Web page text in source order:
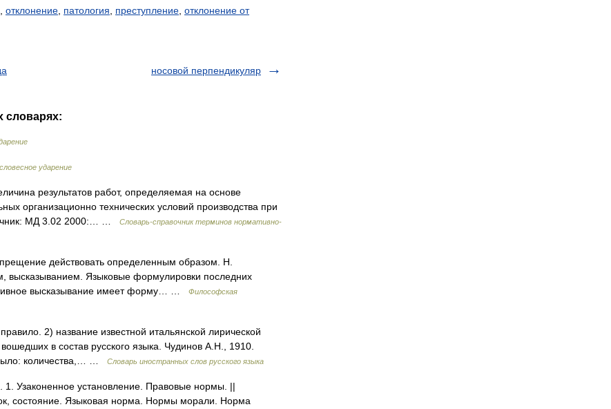
отклонение патология преступление отклонение от
носовой перпендикуляр
словарях:
ударение
результатов работ, определяемая на основе
организационно технических условий производства при
МД 3.02 2000:… …
Словарь-справочник терминов нормативно-
действовать определенным образом. Н.
высказыванием. Языковые формулировки последних
высказывание имеет форму… …
Философская
2) название известной итальянской лирической
в состав русского языка. Чудинов А.Н., 1910.
количества,… …
Словарь иностранных слов русского языка
Узаконенное установление. Правовые нормы. ||
состояние. Языковая норма. Нормы морали. Норма